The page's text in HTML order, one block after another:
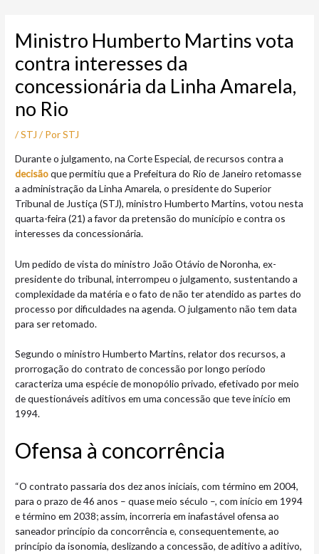
conteúdo
Ministro Humberto Martins vota
contra interesses da
concessionária da Linha Amarela,
no Rio
/STJ / PorSTJ
​Durante o julgamento, na Corte Especial, de recursos contra a
decisãoque permitiu que a Prefeitura do Rio de Janeiro retomasse
a administração da Linha Amarela, o presidente do Superior
Tribunal de Justiça (STJ), ministro Humberto Martins, votou nesta
quarta-feira (21) a favor da pretensão do município e contra os
interesses da concessionária.
Um pedido de vista do ministro João Otávio de Noronha, ex-
presidente do tribunal, interrompeu o julgamento, sustentando a
complexidade da matéria e o fato de não ter atendido as partes do
processo por dificuldades na agenda. O julgamento não tem data
para ser retomado.
Segundo o ministro Humberto Martins, relator dos recursos, a
prorrogação do contrato de concessão por longo período
caracteriza uma espécie de monopólio privado, efetivado por meio
de questionáveis aditivos em uma concessão que teve início em
1994.
Ofensa à concor​​rência
“O contrato passaria dos dez anos iniciais, com término em 2004,
para o prazo de 46 anos – quase meio século –, com início em 1994
e término em 2038; assim, incorreria em inafastável ofensa ao
saneador princípio da concorrência e, consequentemente, ao
princípio da isonomia, deslizando a concessão, de aditivo a aditivo,